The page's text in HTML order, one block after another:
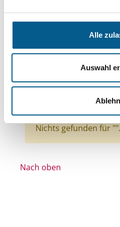
Alle
Auswahl
Themen: Wissenschaft
Themen:
Themen:
Themen: Politische
Themen: Ländliche
Alle Filter entfernen
Nichts gefunden für "".
Nach oben